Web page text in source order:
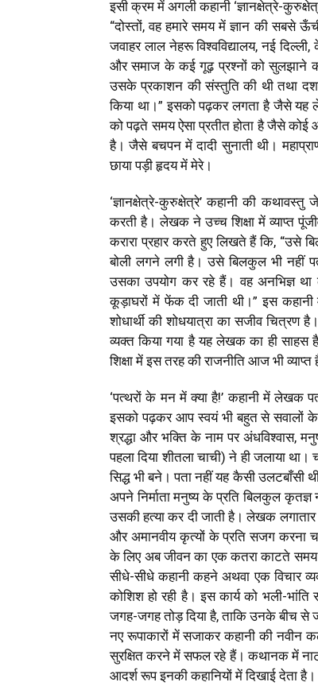
इसी क्रम में अगली कहानी ‘ज्ञानक्षेत्रे-
“दोस्तों, वह हमारे समय में ज्ञान की सबसे
जवाहर लाल नेहरू विश्वविद्यालय, नई
और समाज के कई गूढ़ प्रश्नों को सुलझाने की
उसके प्रकाशन की संस्तुति की थी तथा
किया था।” इसको पढ़कर लगता है जैसे यह
को पढ़ते समय ऐसा प्रतीत होता है जैसे
है। जैसे बचपन में दादी सुनाती थी।
छाया पड़ी हृदय में मेरे।
‘ज्ञानक्षेत्रे-कुरुक्षेत्रे’ कहानी की
करती है। लेखक ने उच्च शिक्षा में व्याप्त
करारा प्रहार करते हुए लिखते हैं कि, “उसे
बोली लगने लगी है। उसे बिलकुल भी नहीं
उसका उपयोग कर रहे हैं। वह अनभिज्ञ था
कूड़ाघरों में फेंक दी जाती थी।” इस कहानी
शोधार्थी की शोधयात्रा का सजीव चित्रण
व्यक्त किया गया है यह लेखक का ही साहस
शिक्षा में इस तरह की राजनीति आज भी व्याप्त
‘पत्थरों के मन में क्या है!’ कहानी में लेखक
इसको पढ़कर आप स्वयं भी बहुत से सवालों
श्रद्धा और भक्ति के नाम पर अंधविश्वास,
पहला दिया शीतला चाची) ने ही जलाया
सिद्ध भी बने। पता नहीं यह कैसी उलटबाँसी
अपने निर्माता मनुष्य के प्रति बिलकुल कृतज्ञ
उसकी हत्या कर दी जाती है। लेखक लगातार
और अमानवीय कृत्यों के प्रति सजग करना
के लिए अब जीवन का एक कतरा काटते समय
सीधे-सीधे कहानी कहने अथवा एक विचार
कोशिश हो रही है। इस कार्य को भली-
जगह-जगह तोड़ दिया है, ताकि उनके बीच
नए रूपाकारों में सजाकर कहानी की नवीन
सुरक्षित करने में सफल रहे हैं। कथानक में
आदर्श रूप इनकी कहानियों में दिखाई देता है।